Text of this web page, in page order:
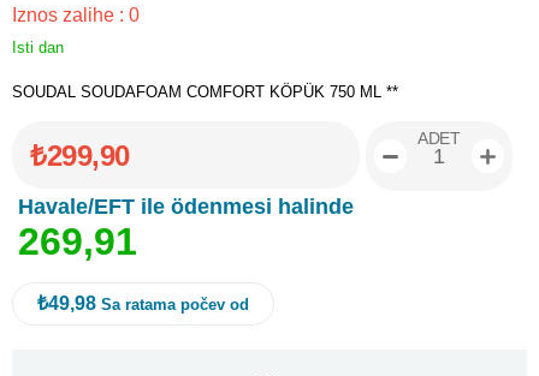
Iznos zalihe : 0
Isti dan
SOUDAL SOUDAFOAM COMFORT KÖPÜK 750 ML **
₺299,90
Havale/EFT ile ödenmesi halinde
269,91
ADET
₺49,98 Sa ratama počev od